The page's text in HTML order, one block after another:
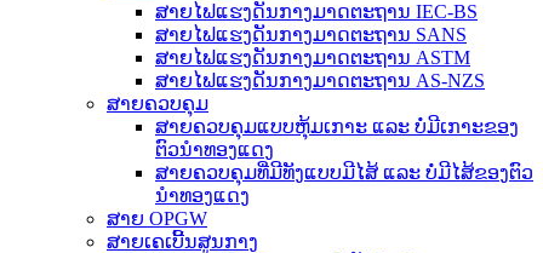
ສາຍໄຟແຮງດັນກາງມາດຕະຖານ IEC-BS
ສາຍໄຟແຮງດັນກາງມາດຕະຖານ SANS
ສາຍໄຟແຮງດັນກາງມາດຕະຖານ ASTM
ສາຍໄຟແຮງດັນກາງມາດຕະຖານ AS-NZS
ສາຍຄວບຄຸມ
ສາຍຄວບຄຸມແບບຫຸ້ມເກາະ ແລະ ບໍ່ມີເກາະຂອງ
ຕົວນຳທອງແດງ
ສາຍຄວບຄຸມທີ່ມີທັງແບບມີໄສ້ ແລະ ບໍ່ມີໄສ້ຂອງຕົວ
ນຳທອງແດງ
ສາຍ OPGW
ສາຍເຄເບີ້ນສູນກາງ